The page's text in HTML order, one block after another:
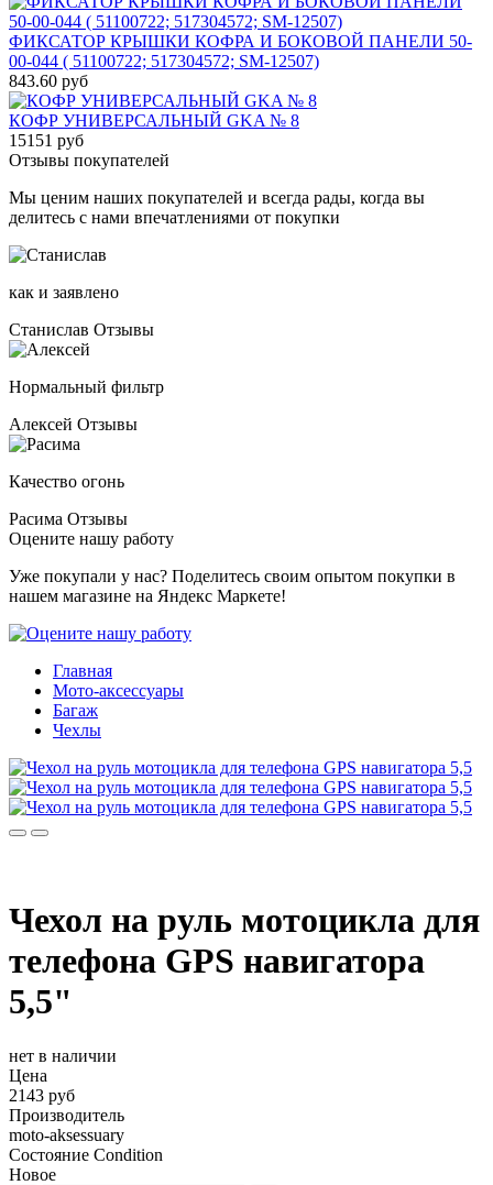
ФИКСАТОР КРЫШКИ КОФРА И БОКОВОЙ ПАНЕЛИ 50-
00-044 ( 51100722; 517304572; SM-12507)
843.60 руб
КОФР УНИВЕРСАЛЬНЫЙ GKA № 8
15151 руб
Отзывы покупателей
Мы ценим наших покупателей и всегда рады, когда вы
делитесь с нами впечатлениями от покупки
как и заявлено
Станислав Отзывы
Нормальный фильтр
Алексей Отзывы
Качество огонь
Расима Отзывы
Оцените нашу работу
Уже покупали у нас? Поделитесь своим опытом покупки в
нашем магазине на Яндекс Маркете!
Главная
Мото-аксессуары
Багаж
Чехлы
Чехол на руль мотоцикла для
телефона GPS навигатора
5,5"
нет в наличии
Цена
2143 руб
Производитель
moto-aksessuary
Состояние Condition
Новое